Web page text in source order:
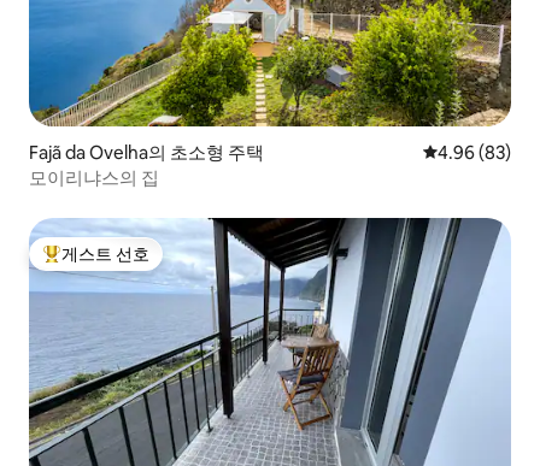
Fajã da Ovelha의 초소형 주택 평점 4.96점(5
4.96 (83)
모이리냐스의 집
상위 게스트 선호
게스트 선호